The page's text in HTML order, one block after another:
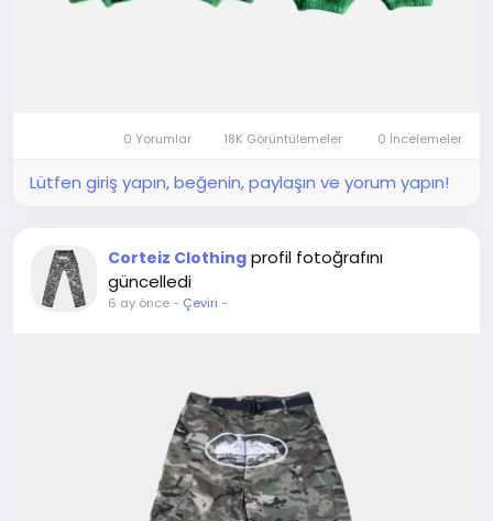
0 Yorumlar 18K Görüntülemeler 0 İncelemeler
Lütfen giriş yapın, beğenin, paylaşın ve yorum yapın!
Corteiz Clothing profil fotoğrafını
güncelledi
6 ay önce- Çeviri -